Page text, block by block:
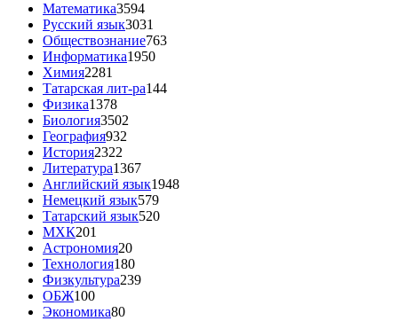
Математика3594
Русский язык3031
Обществознание763
Информатика1950
Химия2281
Татарская лит-ра144
Физика1378
Биология3502
География932
История2322
Литература1367
Английский язык1948
Немецкий язык579
Татарский язык520
МХК201
Астрономия20
Технология180
Физкультура239
ОБЖ100
Экономика80